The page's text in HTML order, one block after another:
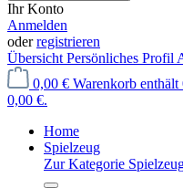
Ihr Konto
Anmelden
oderregistrieren
Übersicht Persönliches Profil
0,00 € Warenkorb
0,00 €.
Home
Spielzeug
Zur Kategorie